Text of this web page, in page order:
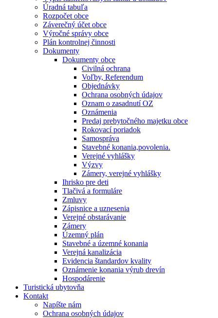
Úradná tabuľa
Rozpočet obce
Záverečný účet obce
Výročné správy obce
Plán kontrolnej činnosti
Dokumenty
Dokumenty obce
Civilná ochrana
Voľby, Referendum
Objednávky
Ochrana osobných údajov
Oznam o zasadnutí OZ
Oznámenia
Predaj prebytočného majetku obce
Rokovací poriadok
Samospráva
Stavebné konania,povolenia.
Verejné vyhlášky
Výzvy
Zámery, verejné vyhlášky
Ihrisko pre deti
Tlačivá a formuláre
Zmluvy
Zápisnice a uznesenia
Verejné obstarávanie
Zámery
Územný plán
Stavebné a územné konania
Verejná kanalizácia
Evidencia štandardov kvality
Oznámenie konania výrub drevín
Hospodárenie
Turistická ubytovňa
Kontakt
Napíšte nám
Ochrana osobných údajov